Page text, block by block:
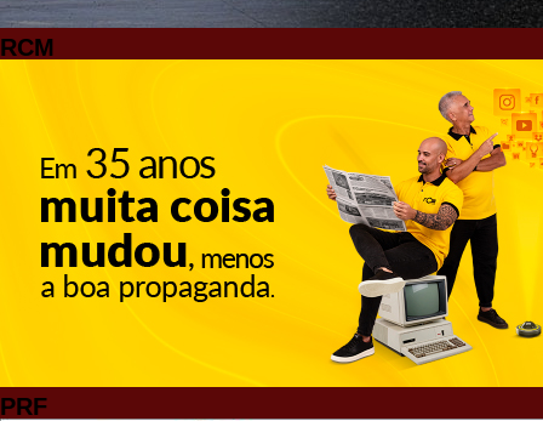
RCM
PRF